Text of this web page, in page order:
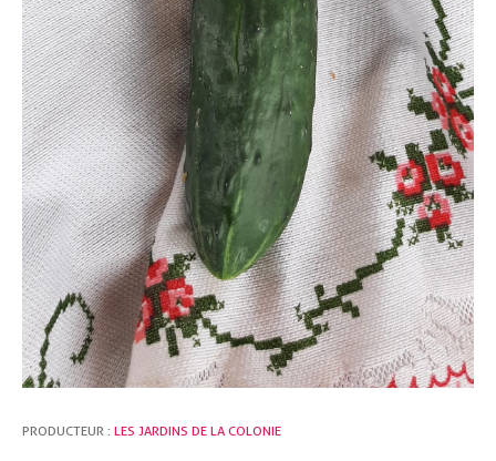
PRODUCTEUR :LES JARDINS DE LA COLONIE